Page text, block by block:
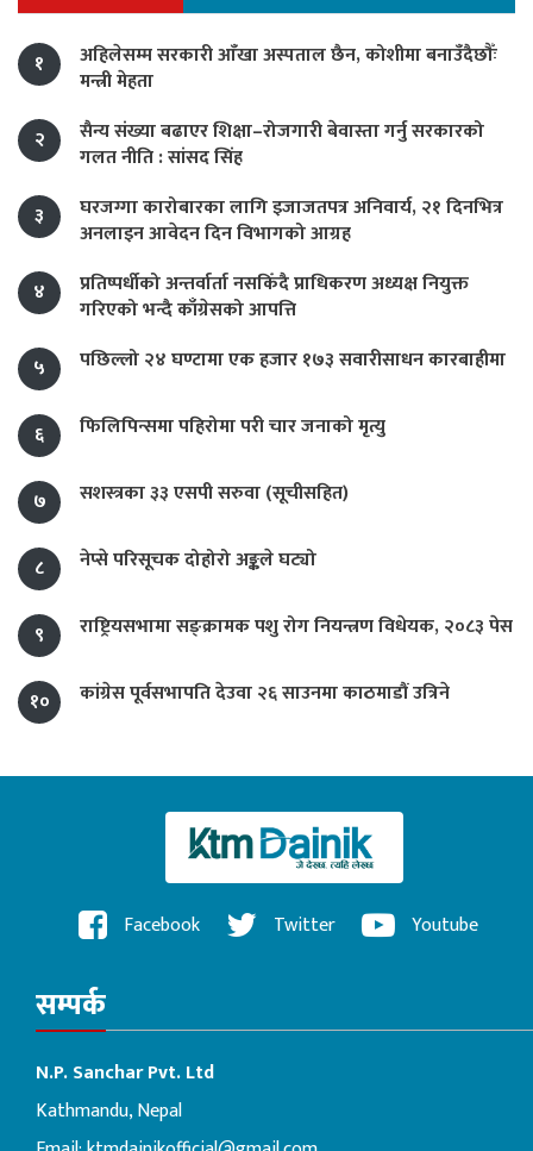
१
अहिलेसम्म सरकारी आँखा अस्पताल छैन, कोशीमा बनाउँदैछौँः
मन्त्री मेहता
२
सैन्य संख्या बढाएर शिक्षा–रोजगारी बेवास्ता गर्नु सरकारको
गलत नीति : सांसद सिंह
३
घरजग्गा कारोबारका लागि इजाजतपत्र अनिवार्य, २१ दिनभित्र
अनलाइन आवेदन दिन विभागको आग्रह
४
प्रतिष्पर्धीको अन्तर्वार्ता नसकिँदै प्राधिकरण अध्यक्ष नियुक्त
गरिएको भन्दै काँग्रेसको आपत्ति
५
पछिल्लो २४ घण्टामा एक हजार १७३ सवारीसाधन कारबाहीमा
६ फिलिपिन्समा पहिरोमा परी चार जनाको मृत्यु
७ सशस्त्रका ३३ एसपी सरुवा (सूचीसहित)
८ नेप्से परिसूचक दोहोरो अङ्कले घट्यो
९ राष्ट्रियसभामा सङ्क्रामक पशु रोग नियन्त्रण विधेयक, २०८३ पेस
१० कांग्रेस पूर्वसभापति देउवा २६ साउनमा काठमाडौं उत्रिने
Facebook Twitter Youtube
सम्पर्क
N.P. Sanchar Pvt. Ltd
Kathmandu, Nepal